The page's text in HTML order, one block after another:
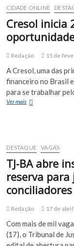
técnicos
noturnos
em
Edificações
e
CIDADE ONLINE
Cresol inicia
Redação 15 de
A Cresol, uma das
financeiro no Brasil
para se trabalhar
Ver maisCresol
oportunidades
de
trabalho
Bahia
DESTAQUE VAGAS
TJ-BA abre
reserva para
conciliadores
Redação 17 de
Com mais de mil
(17), o Tribunal de